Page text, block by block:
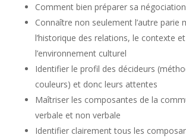
Comment bien préparer sa négociation
Connaître non seulement l’autre parie
l’historique des relations, le contexte et
l’environnement culturel
Identifier le profil des décideurs
couleurs) et donc leurs attentes
Maîtriser les composantes de la
verbale et non verbale
Identifier clairement tous les